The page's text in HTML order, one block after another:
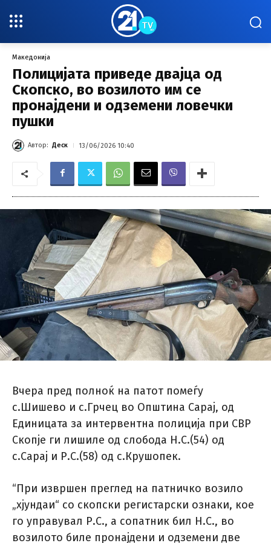
Македонија
Полицијата приведе двајца од
Скопско, во возилото им се
пронајдени и одземени ловечки
пушки
Автор: Деск 13/06/2026 10:40
Вчера пред полноќ на патот помеѓу
с.Шишево и с.Грчец во Општина Сарај, од
Единицата за интервентна полиција при СВР
Скопје ги лишиле од слобода Н.С.(54) од
с.Сарај и Р.С.(58) од с.Крушопек.
“При извршен преглед на патничко возило
„хјундаи“ со скопски регистарски ознаки, кое
го управувал Р.С., а сопатник бил Н.С., во
возилото биле пронајдени и одземени две